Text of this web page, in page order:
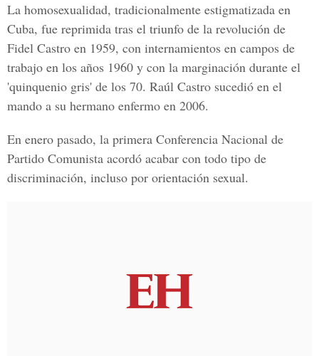
La homosexualidad, tradicionalmente estigmatizada en
Cuba, fue reprimida tras el triunfo de la revolución de
Fidel Castro en 1959, con internamientos en campos de
trabajo en los años 1960 y con la marginación durante el
'quinquenio gris' de los 70. Raúl Castro sucedió en el
mando a su hermano enfermo en 2006.
En enero pasado, la primera Conferencia Nacional de
Partido Comunista acordó acabar con todo tipo de
discriminación, incluso por orientación sexual.